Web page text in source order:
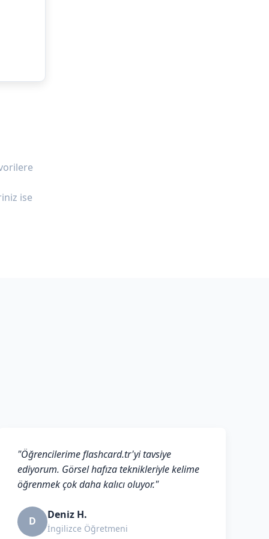
ise
"Öğrencilerime flashcard.tr'yi tavsiye
ediyorum. Görsel hafıza teknikleriyle kelime
öğrenmek çok daha kalıcı oluyor."
D Deniz H.
İngilizce Öğretmeni